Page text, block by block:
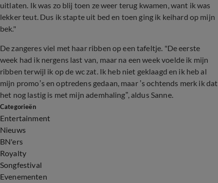
uitlaten. Ik was zo blij toen ze weer terug kwamen, want ik was
lekker teut. Dus ik stapte uit bed en toen ging ik keihard op mijn
bek."
De zangeres viel met haar ribben op een tafeltje. "De eerste
week had ik nergens last van, maar na een week voelde ik mijn
ribben terwijl ik op de wc zat. Ik heb niet geklaagd en ik heb al
mijn promo’s en optredens gedaan, maar ’s ochtends merk ik dat
het nog lastig is met mijn ademhaling”, aldus Sanne.
Categorieën
Entertainment
Nieuws
BN'ers
Royalty
Songfestival
Evenementen